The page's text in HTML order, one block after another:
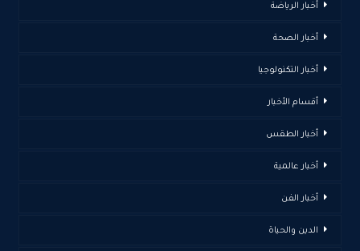
أخبار الرياضة
أخبار الصحة
أخبار التكنولوجيا
أقسام الأخبار
أخبار الطقس
أخبار عالمية
أخبار الفن
الدين والحياة